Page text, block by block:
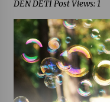
DEN DĚTÍ Post Views: 1